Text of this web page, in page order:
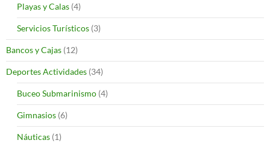
Playas y Calas (4)
Servicios Turísticos (3)
Bancos y Cajas (12)
Deportes Actividades (34)
Buceo Submarinismo (4)
Gimnasios (6)
Náuticas (1)